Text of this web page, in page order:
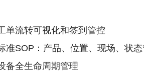
流转可视化和签到管控
SOP：产品、位置、现场、状态
全生命周期管理